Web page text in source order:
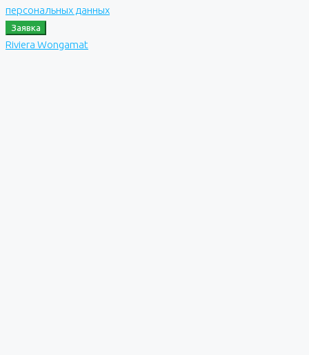
персональных данных
Заявка
Riviera Wongamat